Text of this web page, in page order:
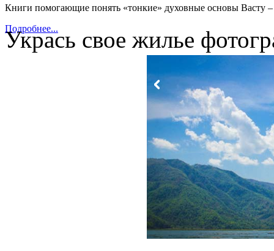
Книги помогающие понять «тонкие» духовные основы Васту
Подробнее...
Укрась свое жилье